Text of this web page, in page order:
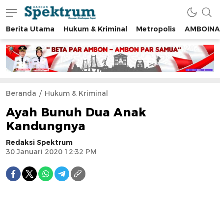
spektrumonline.com
Berita Utama Hukum & Kriminal Metropolis AMBOINA
Beranda Hukum & Kriminal
Ayah Bunuh Dua Anak
Kandungnya
Redaksi Spektrum
30 Januari 2020 12:32 PM